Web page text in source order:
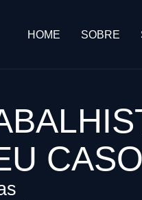
HOME SOBRE
CASO